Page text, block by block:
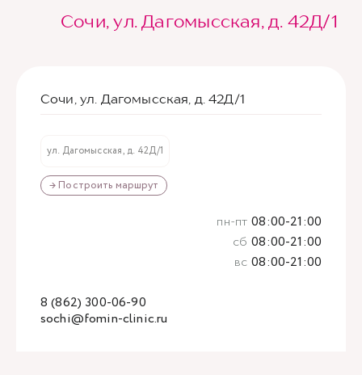
Сочи, ул. Дагомысская, д. 42Д/1
Сочи, ул. Дагомысская, д. 42Д/1
ул. Дагомысская, д. 42Д/1
→ Построить маршрут
sochi@fomin-clinic.ru
8 (862) 300-06-90
пн-пт 08:00-21:00
сб 08:00-21:00
вс 08:00-21:00